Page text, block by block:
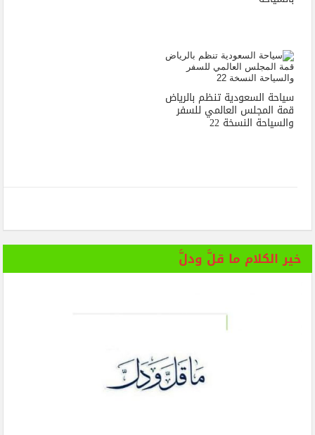
سياحة السعودية تنظم بالرياض
قمة المجلس العالمي للسفر
والسياحة النسخة 22
خير الكلام ما قلَّ ودلَّ